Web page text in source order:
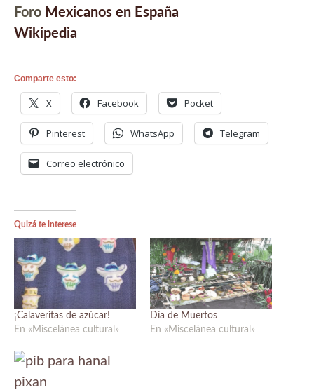
Foro Mexicanos en España
Wikipedia
Comparte esto:
X Facebook Pocket
Pinterest WhatsApp Telegram
Correo electrónico
Quizá te interese
¡Calaveritas de azúcar!
En «Miscelánea cultural»
Día de Muertos
En «Miscelánea cultural»